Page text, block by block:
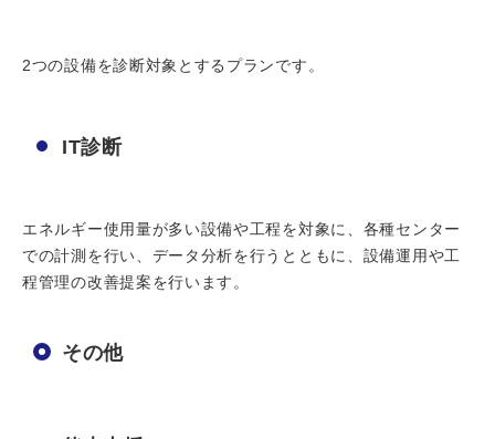
2つの設備を診断対象とするプランです。
IT診断
エネルギー使用量が多い設備や工程を対象に、各種センター
での計測を行い、データ分析を行うとともに、設備運用や工
程管理の改善提案を行います。
その他